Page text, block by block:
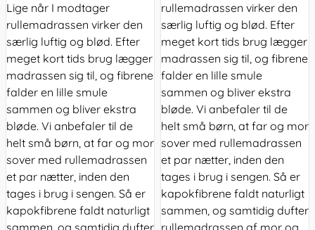
Lige når I modtager
rullemadrassen virker den
særlig luftig og blød. Efter
meget kort tids brug lægger
madrassen sig til, og fibrene
falder en lille smule
sammen og bliver ekstra
bløde. Vi anbefaler til de
helt små børn, at far og mor
sover med rullemadrassen
et par nætter, inden den
tages i brug i sengen. Så er
kapokfibrene faldt naturligt
sammen, og samtidig dufter
rullemadrassen virker den
særlig luftig og blød. Efter
meget kort tids brug lægger
madrassen sig til, og fibrene
falder en lille smule
sammen og bliver ekstra
bløde. Vi anbefaler til de
helt små børn, at far og mor
sover med rullemadrassen
et par nætter, inden den
tages i brug i sengen. Så er
kapokfibrene faldt naturligt
sammen, og samtidig dufter
rullemadrassen af mor og